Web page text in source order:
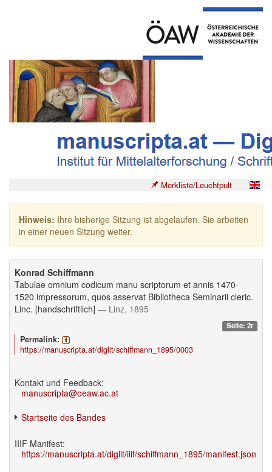
Merkliste/Leuchtpult
Hinweis: Ihre bisherige Sitzung ist abgelaufen. Sie arbeiten
in einer neuen Sitzung weiter.
Konrad Schiffmann
Tabulae omnium codicum manu scriptorum et annis 1470-
1520 impressorum, quos asservat Bibliotheca Seminarii cleric.
Linc. [handschriftlich] — Linz, 1895
Seite: 2r
Permalink:
https://manuscripta.at/diglit/schiffmann_1895/0003
Kontakt und Feedback:
manuscripta@oeaw.ac.at
Startseite des Bandes
IIIF Manifest:
https://manuscripta.at/diglit/iiif/schiffmann_1895/manifest.json